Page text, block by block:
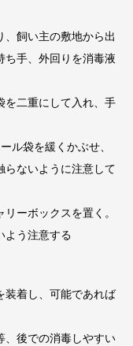
、飼い主の敷地から出
ち手、外回りを消毒液
を二重にして入れ、手
ル袋を緩くかぶせ、
らないように注意して
ーボックスを置く。
よう注意する
装着し、可能であれば
、後での消毒しやすい